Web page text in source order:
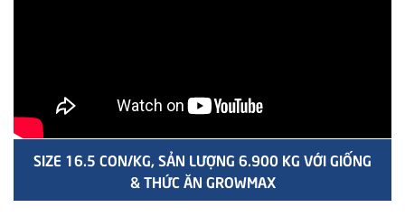
SIZE 16.5 CON/KG, SẢN LƯỢNG 6.900 KG VỚI GIỐNG
& THỨC ĂN GROWMAX